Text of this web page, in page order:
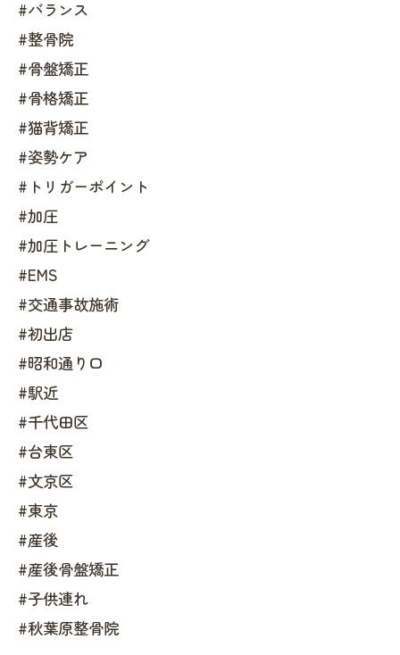
#バランス
#整骨院
#骨盤矯正
#骨格矯正
#猫背矯正
#姿勢ケア
#トリガーポイント
#加圧
#加圧トレーニング
#EMS
#交通事故施術
#初出店
#昭和通り口
#駅近
#千代田区
#台東区
#文京区
#東京
#産後
#産後骨盤矯正
#子供連れ
#秋葉原整骨院